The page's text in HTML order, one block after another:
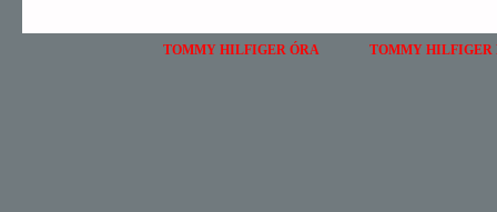
TOMMY HILFIGER ÓRA TOMMY HILFIGER